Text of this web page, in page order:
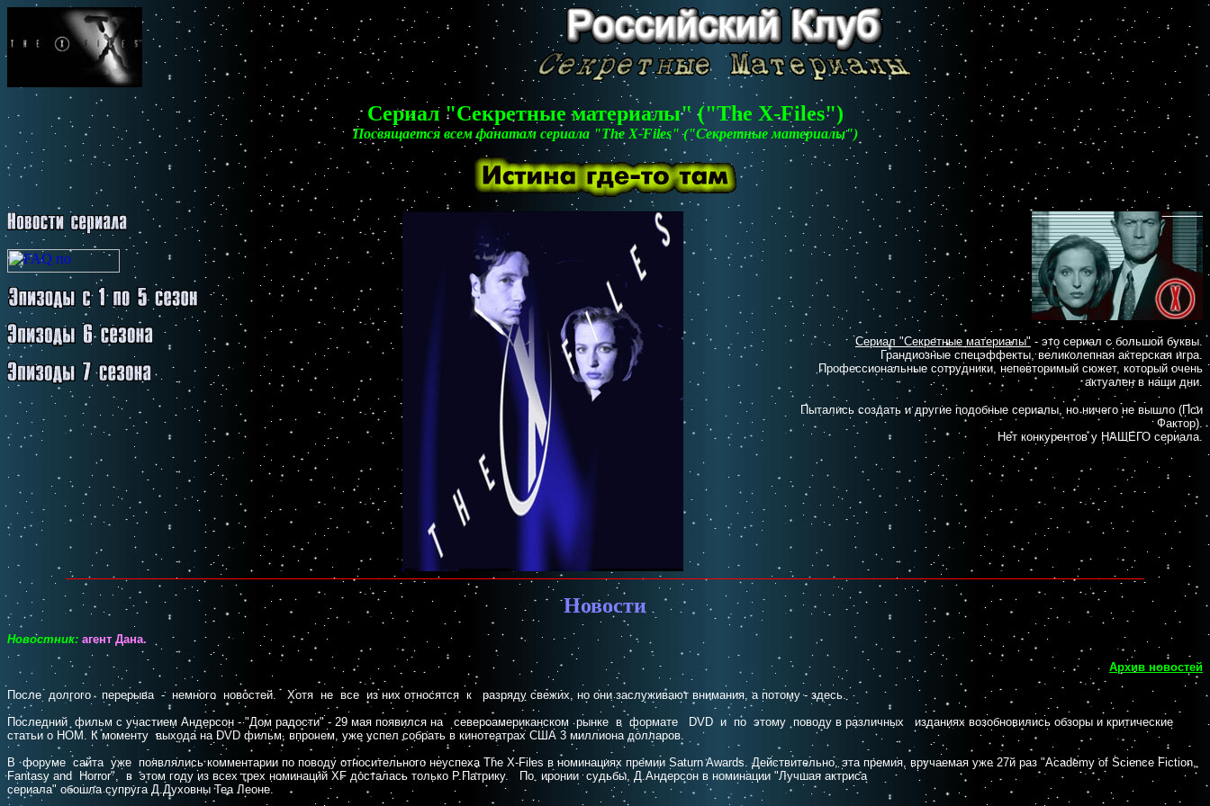
Сериал "Секретные материалы" ("The X-Files")
Посвящается всем фанатам сеpиала "The X-Files" ("Секpетные матеpиалы")
Сериал "Секретные материалы" - это сериал с большой буквы.
Грандиозные спецэффекты, великолепная актерская игра.
Профессиональные сотрудники, неповторимый сюжет, который очень
актуален в наши дни.
Пытались создать и другие подобные сериалы, но ничего не вышло (Пси
Фактор).
Нет конкурентов у НАШЕГО сериала.
Новости
Новостник: агент Дана.
Архив новостей
После долгого перерыва - немного новостей. Хотя не все из них относятся к разряду свежих, но они заслуживают внимания, а потому - здесь.
Последний фильм с участием Андерсон - "Дом радости" - 29 мая появился на североамериканском рынке в формате DVD и по этому поводу в различных изданиях возобновились обзоры и критические
статьи о HOM. К моменту выхода на DVD фильм, впрочем, уже успел собрать в кинотеатрах США 3 миллиона долларов.
В форуме сайта уже появлялись комментарии по поводу относительного неуспеха The X-Files в номинациях премии Saturn Awards. Действительно, эта премия, вручаемая уже 27й раз "Academy of Science Fiction,
Fantasy and Horror", в этом году из всех трех номинаций XF досталась только Р.Патрику. По иронии судьбы, Д.Андерсон в номинации "Лучшая актриса
сериала" обошла супруга Д.Духовны Теа Леоне.